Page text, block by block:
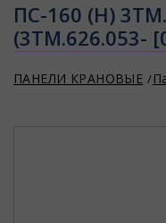
ПС-160 (Н)
(3ТМ.626.053-
ПАНЕЛИ КРАНОВЫЕ